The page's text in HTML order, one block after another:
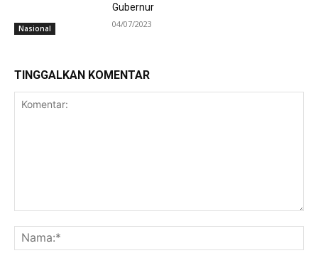
Nasional
Gubernur
04/07/2023
TINGGALKAN KOMENTAR